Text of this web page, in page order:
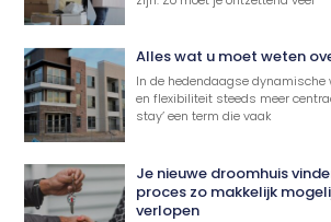
Alles wat u moet weten
In de hedendaagse dynamische
en flexibiliteit steeds meer
stay’ een term die vaak
Je nieuwe droomhuis
proces zo makkelijk
verlopen